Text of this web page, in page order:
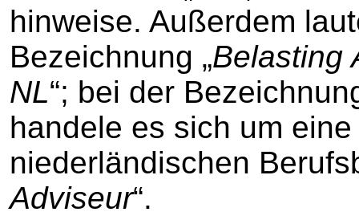
hinweise. Außerdem
Bezeichnung „Belasting
NL“; bei der
handele es sich um
niederländischen
Adviseur“.